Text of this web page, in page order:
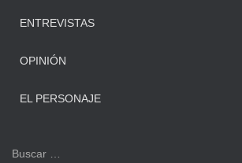
ENTREVISTAS
OPINIÓN
EL PERSONAJE
B
Buscar …